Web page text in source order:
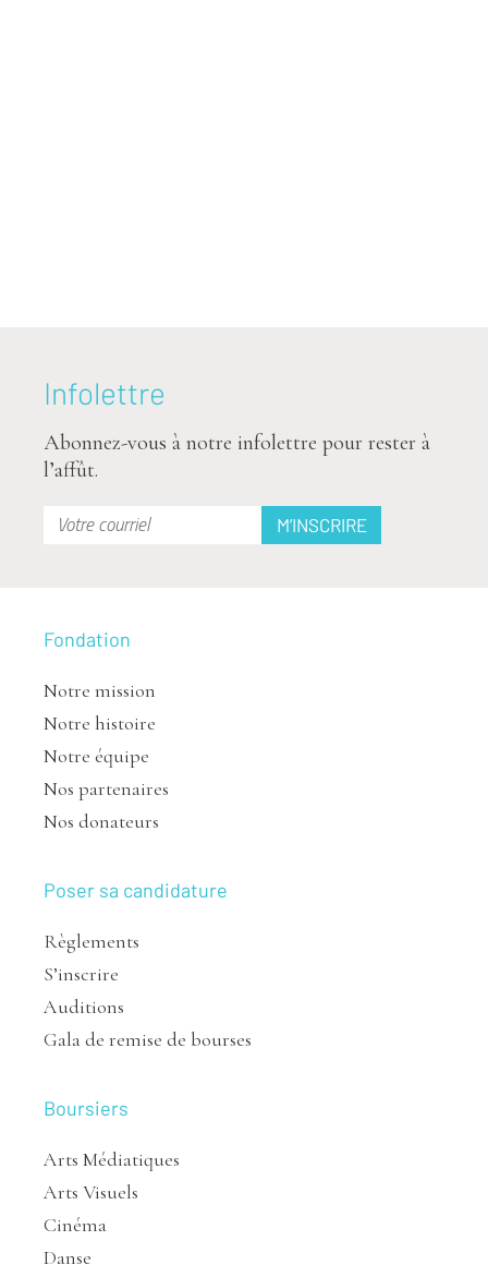
Infolettre
Abonnez-vous à notre infolettre pour rester à
l’affût.
Fondation
Notre mission
Notre histoire
Notre équipe
Nos partenaires
Nos donateurs
Poser sa candidature
Règlements
S’inscrire
Auditions
Gala de remise de bourses
Boursiers
Arts Médiatiques
Arts Visuels
Cinéma
Danse